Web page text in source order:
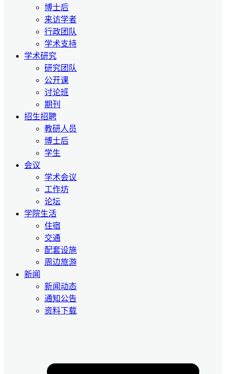
博士后
来访学者
行政团队
学术支持
学术研究
研究团队
公开课
讨论班
期刊
招生招聘
教研人员
博士后
学生
会议
学术会议
工作坊
论坛
学院生活
住宿
交通
配套设施
周边旅游
新闻
新闻动态
通知公告
资料下载